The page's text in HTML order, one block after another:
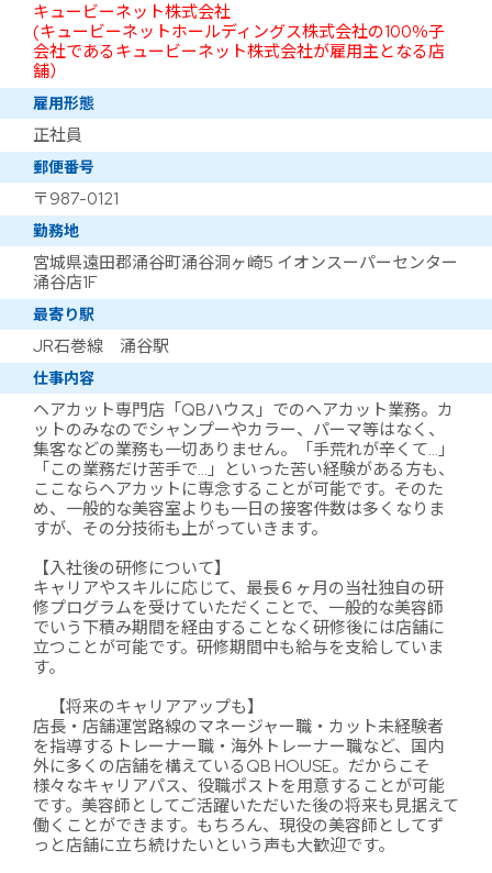
キュービーネット株式会社
(キュービーネットホールディングス株式会社の100％子
会社であるキュービーネット株式会社が雇用主となる店
舗）
雇用形態
正社員
郵便番号
〒987-0121
勤務地
宮城県遠田郡涌谷町涌谷洞ヶ崎5 イオンスーパーセンター
涌谷店1F
最寄り駅
JR石巻線 涌谷駅
仕事内容
ヘアカット専門店「QBハウス」でのヘアカット業務。カ
ットのみなのでシャンプーやカラー、パーマ等はなく、
集客などの業務も一切ありません。「手荒れが辛くて…」
「この業務だけ苦手で…」といった苦い経験がある方も、
ここならヘアカットに専念することが可能です。そのた
め、一般的な美容室よりも一日の接客件数は多くなりま
すが、その分技術も上がっていきます。
【入社後の研修について】
キャリアやスキルに応じて、最長６ヶ月の当社独自の研
修プログラムを受けていただくことで、一般的な美容師
でいう下積み期間を経由することなく研修後には店舗に
立つことが可能です。研修期間中も給与を支給していま
す。
【将来のキャリアアップも】
店長・店舗運営路線のマネージャー職・カット未経験者
を指導するトレーナー職・海外トレーナー職など、国内
外に多くの店舗を構えているQB HOUSE。だからこそ
様々なキャリアパス、役職ポストを用意することが可能
です。美容師としてご活躍いただいた後の将来も見据えて
働くことができます。もちろん、現役の美容師としてず
っと店舗に立ち続けたいという声も大歓迎です。